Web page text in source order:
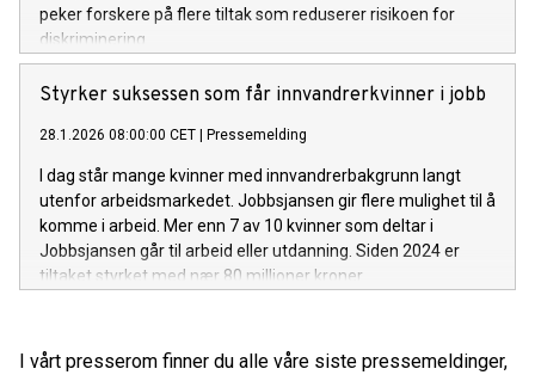
peker forskere på flere tiltak som reduserer risikoen for
diskriminering.
Styrker suksessen som får innvandrerkvinner i jobb
28.1.2026 08:00:00 CET Pressemelding
I dag står mange kvinner med innvandrerbakgrunn langt
utenfor arbeidsmarkedet. Jobbsjansen gir flere mulighet til å
komme i arbeid. Mer enn 7 av 10 kvinner som deltar i
Jobbsjansen går til arbeid eller utdanning. Siden 2024 er
tiltaket styrket med nær 80 millioner kroner.
I vårt presserom finner du alle våre siste pressemeldinger,